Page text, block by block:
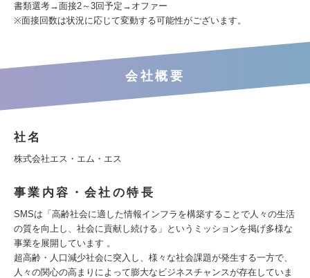
書類選考→面接2～3回予定→オファー
※面接回数は状況に応じて変動する可能性がございます。
会社概要
社名
株式会社エス・エム・エス
事業内容・会社の特長
SMSは「高齢社会に適した情報インフラを構築することで人々の生活
の質を向上し、社会に貢献し続ける」というミッションを掲げ多様な
事業を展開しています 。
超高齢・人口減少社会に突入し、様々な社会課題が発生する一方で、
人々の関心の高まりによって膨大なビジネスチャンスが存在していま